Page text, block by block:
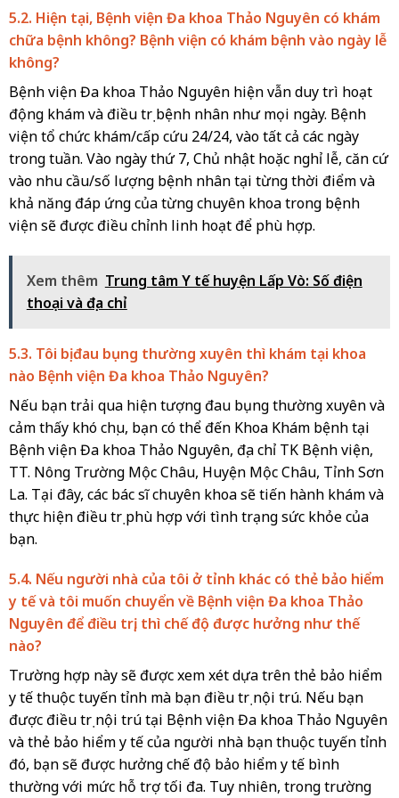
5.2. Hiện tại, Bệnh viện Đa khoa Thảo Nguyên có khám
chữa bệnh không? Bệnh viện có khám bệnh vào ngày lễ
không?
Bệnh viện Đa khoa Thảo Nguyên hiện vẫn duy trì hoạt
động khám và điều trị bệnh nhân như mọi ngày. Bệnh
viện tổ chức khám/cấp cứu 24/24, vào tất cả các ngày
trong tuần. Vào ngày thứ 7, Chủ nhật hoặc nghỉ lễ, căn cứ
vào nhu cầu/số lượng bệnh nhân tại từng thời điểm và
khả năng đáp ứng của từng chuyên khoa trong bệnh
viện sẽ được điều chỉnh linh hoạt để phù hợp.
Xem thêm Trung tâm Y tế huyện Lấp Vò: Số điện
thoại và địa chỉ
5.3. Tôi bị đau bụng thường xuyên thì khám tại khoa
nào Bệnh viện Đa khoa Thảo Nguyên?
Nếu bạn trải qua hiện tượng đau bụng thường xuyên và
cảm thấy khó chịu, bạn có thể đến Khoa Khám bệnh tại
Bệnh viện Đa khoa Thảo Nguyên, địa chỉ TK Bệnh viện,
TT. Nông Trường Mộc Châu, Huyện Mộc Châu, Tỉnh Sơn
La. Tại đây, các bác sĩ chuyên khoa sẽ tiến hành khám và
thực hiện điều trị phù hợp với tình trạng sức khỏe của
bạn.
5.4. Nếu người nhà của tôi ở tỉnh khác có thẻ bảo hiểm
y tế và tôi muốn chuyển về Bệnh viện Đa khoa Thảo
Nguyên để điều trị, thì chế độ được hưởng như thế
nào?
Trường hợp này sẽ được xem xét dựa trên thẻ bảo hiểm
y tế thuộc tuyến tỉnh mà bạn điều trị nội trú. Nếu bạn
được điều trị nội trú tại Bệnh viện Đa khoa Thảo Nguyên
và thẻ bảo hiểm y tế của người nhà bạn thuộc tuyến tỉnh
đó, bạn sẽ được hưởng chế độ bảo hiểm y tế bình
thường với mức hỗ trợ tối đa. Tuy nhiên, trong trường